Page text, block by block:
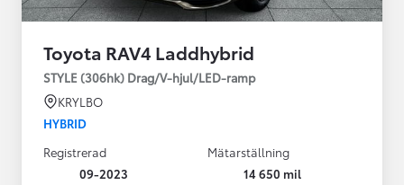
Toyota RAV4 Laddhybrid
STYLE (306hk) Drag/V-hjul/LED-ramp
KRYLBO
HYBRID
Registrerad
09-2023
Mätarställning
14 650 mil